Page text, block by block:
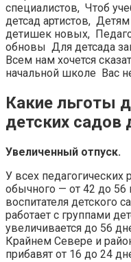
специалистов, Чтоб
детсад артистов,
детишек новых,
обновы Для детсада
Всем нам хочется
начальной школе Вас
Какие льготы
детских садов
Увеличенный отпуск.
У всех педагогических
обычного — от 42 до 56
воспитателя детского
работает с группами
увеличивается до 56
Крайнем Севере и
прибавят от 16 до 24